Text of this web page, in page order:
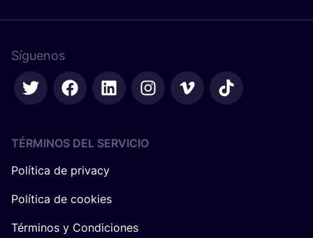
Síguenos
TÉRMINOS DEL SERVICIO
Política de privacy
Política de cookies
Términos y Condiciones